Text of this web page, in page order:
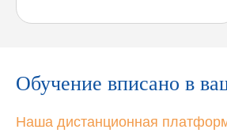
Обучение вписано в
Наша дистанционная